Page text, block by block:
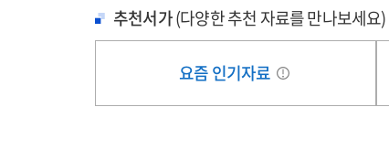
추천서가(다양한 추천 자료를 만나보세요)
요즘 인기자료